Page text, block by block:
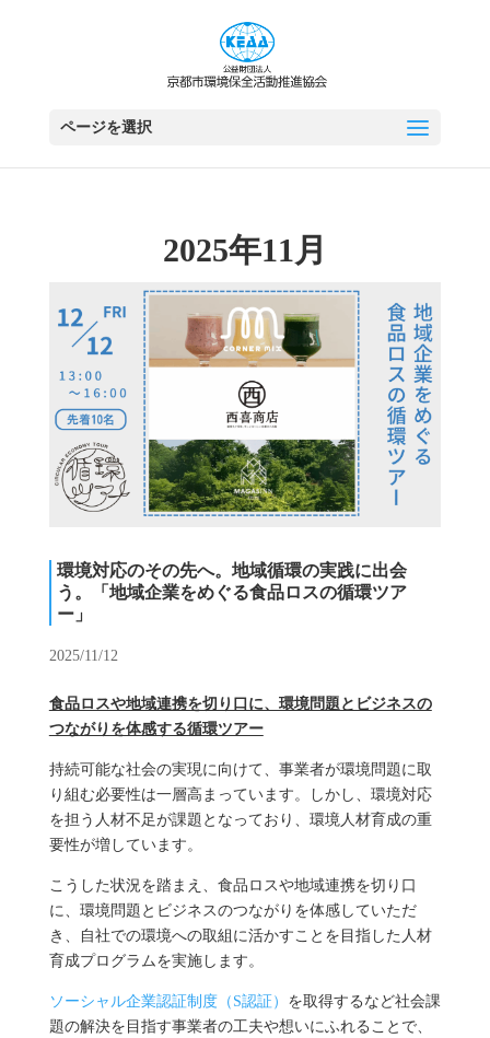
ページを選択
2025年11月
環境対応のその先へ。地域循環の実践に出会
う。「地域企業をめぐる食品ロスの循環ツア
ー」
2025/11/12
食品ロスや地域連携を切り口に、環境問題とビジネスの
つながりを体感する循環ツアー
持続可能な社会の実現に向けて、事業者が環境問題に取
り組む必要性は一層高まっています。しかし、環境対応
を担う人材不足が課題となっており、環境人材育成の重
要性が増しています。
こうした状況を踏まえ、食品ロスや地域連携を切り口
に、環境問題とビジネスのつながりを体感していただ
き、自社での環境への取組に活かすことを目指した人材
育成プログラムを実施します。
ソーシャル企業認証制度（S認証） を取得するなど社会課
題の解決を目指す事業者の工夫や想いにふれることで、